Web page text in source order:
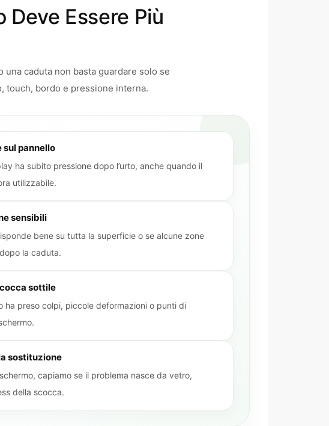
Essere Più
caduta non basta guardare solo se
touch, bordo e pressione interna.
sul pannello
ha subito pressione dopo l’urto, anche quando il
utilizzabile.
sensibili
bene su tutta la superficie o se alcune zone
la caduta.
sottile
ha preso colpi, piccole deformazioni o punti di
sostituzione
capiamo se il problema nasce da vetro,
della scocca.